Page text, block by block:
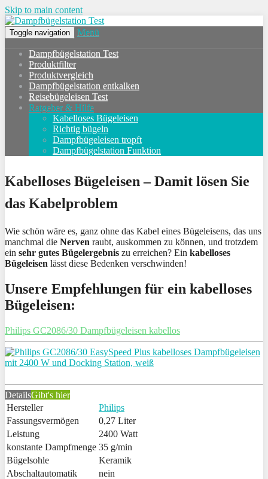
Skip to main content
Toggle navigation Menü
Dampfbügelstation Test
Produktfilter
Produktvergleich
Dampfbügelstation entkalken
Reisebügeleisen Test
Ratgeber & Hilfe
Kabelloses Bügeleisen
Richtig bügeln
Dampfbügeleisen tropft
Dampfbügelstation Funktion
Kabelloses Bügeleisen – Damit lösen Sie
das Kabelproblem
Wie schön wäre es, ganz ohne das Kabel eines Bügeleisens, das uns
manchmal die Nerven raubt, auskommen zu können, und trotzdem
ein sehr gutes Bügelergebnis zu erreichen? Ein kabelloses
Bügeleisen lässt diese Bedenken verschwinden!
Unsere Empfehlungen für ein kabelloses
Bügeleisen:
Philips GC2086/30 Dampfbügeleisen kabellos
DetailsGibt's hier
Hersteller
Philips
Fassungsvermögen
0,27 Liter
Leistung
2400 Watt
konstante Dampfmenge 35 g/min
Bügelsohle
Keramik
Abschaltautomatik
nein